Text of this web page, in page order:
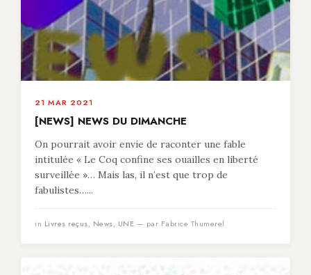
21 MAR 2021
[NEWS] NEWS DU DIMANCHE
On pourrait avoir envie de raconter une fable
intitulée « Le Coq confine ses ouailles en liberté
surveillée »… Mais las, il n’est que trop de
fabulistes…...
in Livres reçus, News, UNE — par Fabrice Thumerel